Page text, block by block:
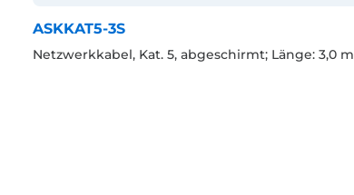
ASKKAT5-3S
Netzwerkkabel, Kat. 5, abgeschirmt; Länge: 3,0 m